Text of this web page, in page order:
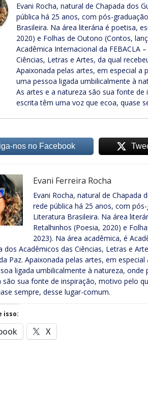
Evani Rocha, natural de Chapada dos
pública há 25 anos, com pós-
Brasileira. Na área literária é poetisa,
2020) e Folhas de Outono (Contos,
Acadêmica Internacional da FEBACLA
Ciências, Letras e Artes, da qual
Apaixonada pelas artes, em especial a
uma pessoa ligada umbilicalmente à
As artes e a natureza são sua fonte
escrita têm uma voz que ecoa, quase
nos no Facebook
Evani Ferreira Rocha
Evani Rocha, natural de Chapada
rede pública há 25 anos, com
Literatura Brasileira. Na área
Retalhinhos (Poesia, 2020) e
2023). Na área acadêmica, é
dos Acadêmicos das Ciências, Letras e
Paz. Apaixonada pelas artes, em
ligada umbilicalmente à natureza,
são sua fonte de inspiração, motivo pelo
sempre, desse lugar-comum.
isso:
X